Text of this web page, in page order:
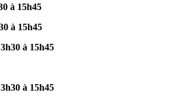
à 15h45
à 15h45
à 15h45
à 15h45